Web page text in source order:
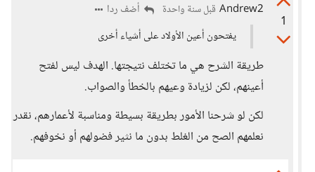
1
Andrew2 قبل سنة واحدة
أضف ردا
يفتحون أعين الأولاد على أشياء أخرى
طريقة الشرح هي ما تختلف نتيجتها. الهدف ليس لفتح
أعينهم، لكن لزيادة وعيهم بالخطأ والصواب.
لكن لو شرحنا الأمور بطريقة بسيطة ومناسبة لأعمارهم، نقدر
نعلمهم الصح من الغلط بدون ما نثير فضولهم أو نخوفهم.